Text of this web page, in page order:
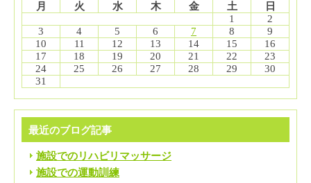
月
火 水 木 金 土
日
1
2
3
4 5 6 7 8
9
10
11 12 13 14 15
16
17
18 19 20 21 22
23
24
25 26 27 28 29
30
31
最近のブログ記事
施設でのリハビリマッサージ
施設での運動訓練